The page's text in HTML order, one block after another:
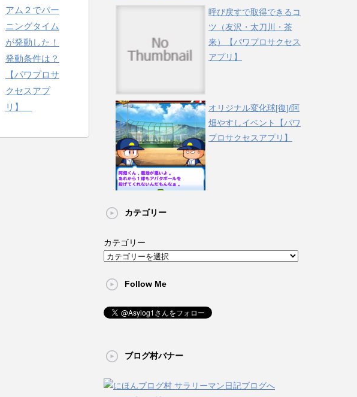
アム２でバー
ニングタイム
が発動した！
発動条件は？
【パワプロサ
クセスアプ
リ】
呼び戻すで取得できるコ
ツ（友沢・太刀川・茶
来）【パワプロサクセス
アプリ】
オリジナル変化球[復]/阿
畑やすしイベント【パワ
プロサクセスアプリ】
カテゴリー
カテゴリー
Follow Me
ブログ村バナー